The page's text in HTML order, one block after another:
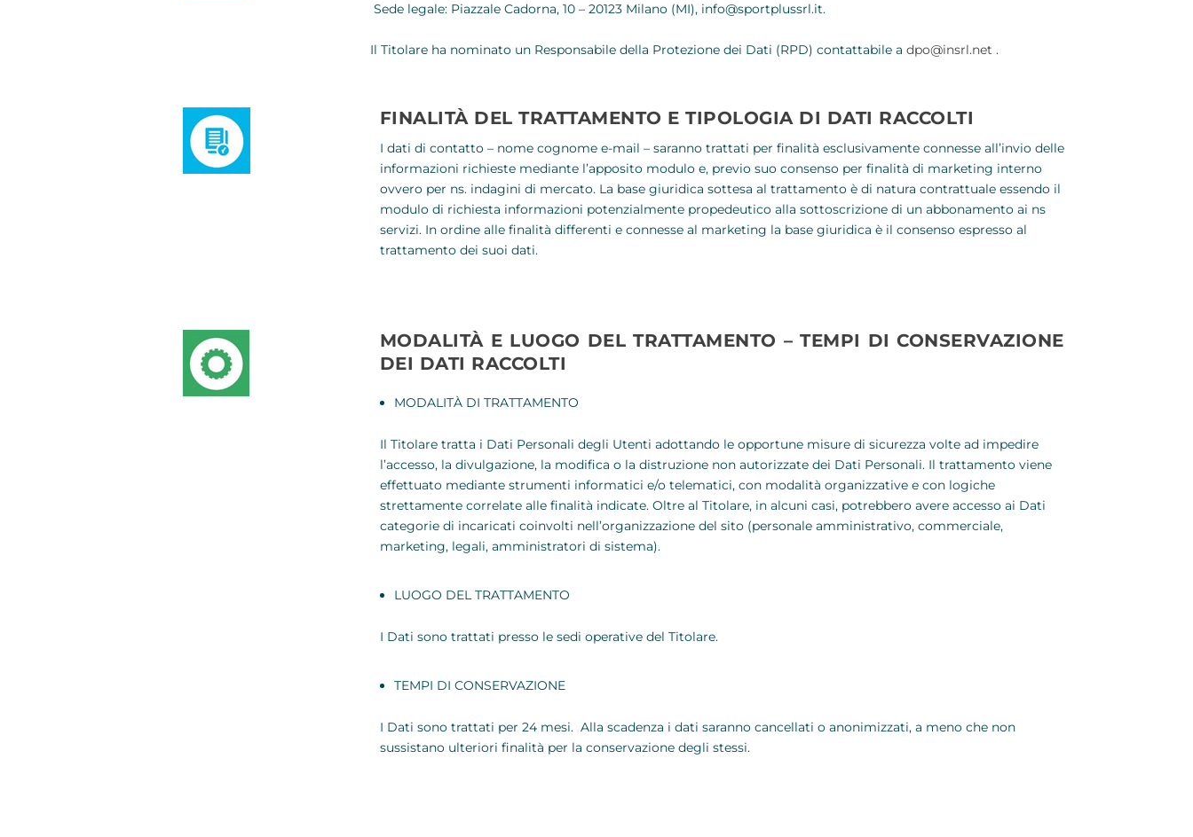
Sede legale: Piazzale Cadorna, 10 – 20123 Milano (MI), info@sportplussrl.it.
Il Titolare ha nominato un Responsabile della Protezione dei Dati (RPD) contattabile a dpo@insrl.net .
FINALITÀ DEL TRATTAMENTO E TIPOLOGIA DI DATI RACCOLTI
I dati di contatto – nome cognome e-mail – saranno trattati per finalità esclusivamente connesse all’invio delle
informazioni richieste mediante l’apposito modulo e, previo suo consenso per finalità di marketing interno
ovvero per ns. indagini di mercato. La base giuridica sottesa al trattamento è di natura contrattuale essendo il
modulo di richiesta informazioni potenzialmente propedeutico alla sottoscrizione di un abbonamento ai ns
servizi. In ordine alle finalità differenti e connesse al marketing la base giuridica è il consenso espresso al
trattamento dei suoi dati.
MODALITÀ E LUOGO DEL TRATTAMENTO – TEMPI DI CONSERVAZIONE
DEI DATI RACCOLTI
MODALITÀ DI TRATTAMENTO
Il Titolare tratta i Dati Personali degli Utenti adottando le opportune misure di sicurezza volte ad impedire
l’accesso, la divulgazione, la modifica o la distruzione non autorizzate dei Dati Personali. Il trattamento viene
effettuato mediante strumenti informatici e/o telematici, con modalità organizzative e con logiche
strettamente correlate alle finalità indicate. Oltre al Titolare, in alcuni casi, potrebbero avere accesso ai Dati
categorie di incaricati coinvolti nell’organizzazione del sito (personale amministrativo, commerciale,
marketing, legali, amministratori di sistema).
LUOGO DEL TRATTAMENTO
I Dati sono trattati presso le sedi operative del Titolare.
TEMPI DI CONSERVAZIONE
I Dati sono trattati per 24 mesi. Alla scadenza i dati saranno cancellati o anonimizzati, a meno che non
sussistano ulteriori finalità per la conservazione degli stessi.